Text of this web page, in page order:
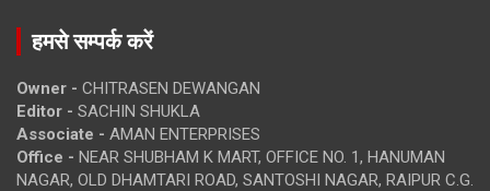
हमसे सम्पर्क करें
Owner - CHITRASEN DEWANGAN
Editor - SACHIN SHUKLA
Associate - AMAN ENTERPRISES
Office - NEAR SHUBHAM K MART, OFFICE NO. 1, HANUMAN
NAGAR, OLD DHAMTARI ROAD, SANTOSHI NAGAR, RAIPUR C.G.